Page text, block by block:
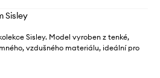
Sisley
Sisley. Model vyroben z tenké,
​​vzdušného materiálu, ideální pro